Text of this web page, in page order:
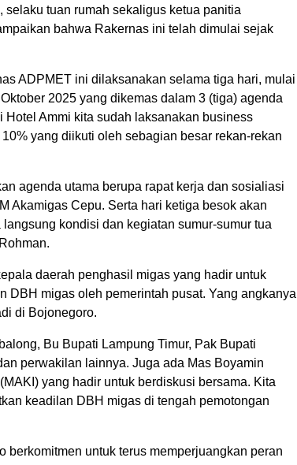
selaku tuan rumah sekaligus ketua panitia
bahwa Rakernas ini telah dimulai sejak
ADPMET ini dilaksanakan selama tiga hari, mulai
2025 yang dikemas dalam 3 (tiga) agenda
Hotel Ammi kita sudah laksanakan business
yang diikuti oleh sebagian besar rekan-rekan
agenda utama berupa rapat kerja dan sosialiasi
Akamigas Cepu. Serta hari ketiga besok akan
kondisi dan kegiatan sumur-sumur tua
daerah penghasil migas yang hadir untuk
DBH migas oleh pemerintah pusat. Yang angkanya
di Bojonegoro.
Bu Bupati Lampung Timur, Pak Bupati
perwakilan lainnya. Juga ada Mas Boyamin
yang hadir untuk berdiskusi bersama. Kita
keadilan DBH migas di tengah pemotongan
berkomitmen untuk terus memperjuangkan peran